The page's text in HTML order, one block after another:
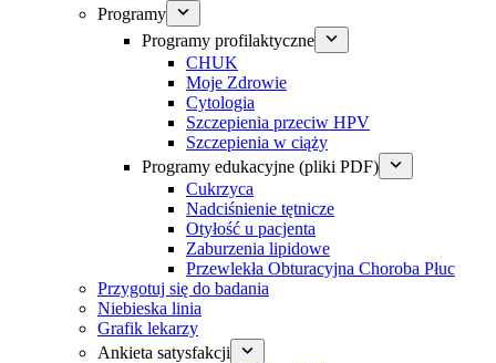
Programy
Programy profilaktyczne
CHUK
Moje Zdrowie
Cytologia
Szczepienia przeciw HPV
Szczepienia w ciąży
Programy edukacyjne (pliki PDF)
Cukrzyca
Nadciśnienie tętnicze
Otyłość u pacjenta
Zaburzenia lipidowe
Przewlekła Obturacyjna Choroba Płuc
Przygotuj się do badania
Niebieska linia
Grafik lekarzy
Ankieta satysfakcji